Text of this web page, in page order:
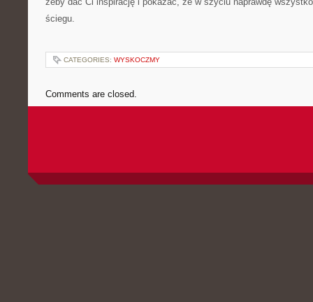
ściegu.
CATEGORIES: WYSKOCZMY
Comments are closed.